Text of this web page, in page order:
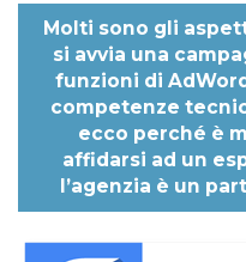
Molti sono gli
si avvia una
funzioni di
competenze
ecco perché è
affidarsi ad un
l’agenzia è un